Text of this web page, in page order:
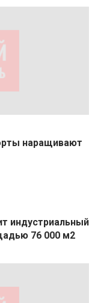
наращивают
индустриальный
76 000 м2